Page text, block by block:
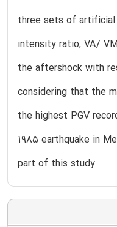
three sets of
intensity ratio, VA/
the aftershock with
considering that the
the highest PGV
1985 earthquake in
part of this study